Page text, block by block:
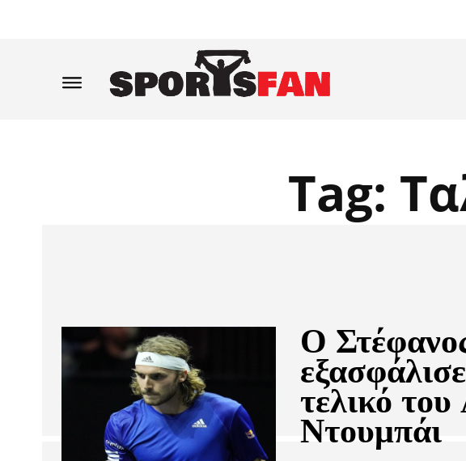
Tag:
Ο
τελικό
Ντουμπάι